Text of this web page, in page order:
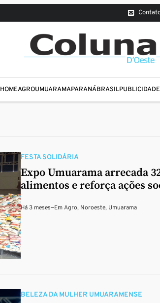
HOMEAGROUMUARAMAPARANÁBRASIL
FESTA SOLIDÁRIA
Expo Umuarama arrecada
alimentos e reforça ações
Há 3 meses—EmAgro, Noroeste, Umuarama
BELEZA DA MULHER UMUARAMENSE